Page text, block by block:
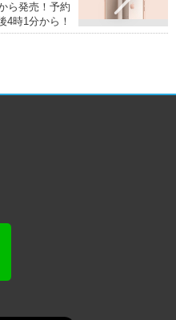
ら発売！予約
4時1分から！